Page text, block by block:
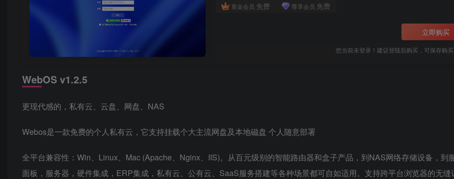
黄金会员 免费 尊享会员 免费
立即购买
您当前未登录！建议登陆后购买，可保存购
WebOS v1.2.5
更现代感的，私有云、云盘、网盘、NAS
Webos是一款免费的个人私有云，它支持挂载个大主流网盘及本地磁盘 个人随意部署
全平台兼容性：Win、Linux、Mac (Apache、Nginx、IIS)。从百元级别的智能路由器和盒子产品，到NAS网络存储设备，到
面板，服务器，硬件集成，ERP集成，私有云、公有云、SaaS服务搭建等各种场景都可自如适用。支持跨平台浏览器的无缝